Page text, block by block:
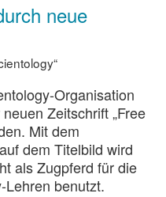
neue
Organisation
Zeitschrift „Free
Mit dem
dem Titelbild wird
als Zugpferd für die
Lehren benutzt.